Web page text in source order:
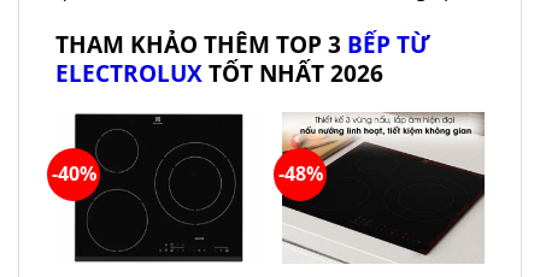
THAM KHẢO THÊM TOP 3 BẾP TỪ
ELECTROLUXTỐT NHẤT 2026
-40% -48%